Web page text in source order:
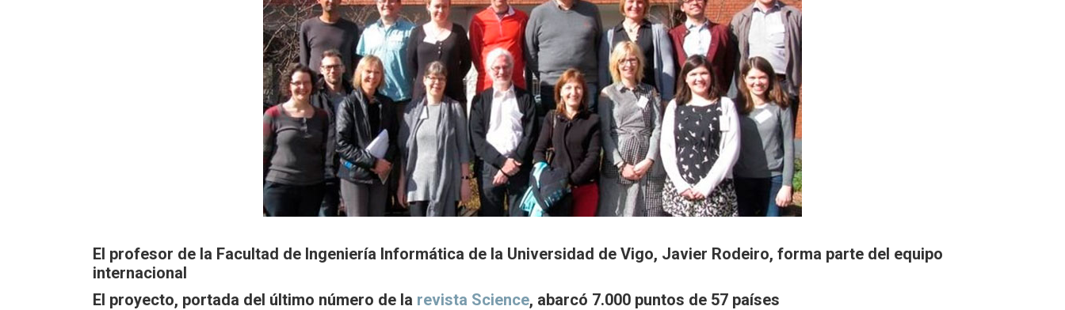
El profesor de la Facultad de Ingeniería Informática de la Universidad de Vigo, Javier Rodeiro, forma parte del equipo
internacional
El proyecto, portada del último número de la revista Science, abarcó 7.000 puntos de 57 países